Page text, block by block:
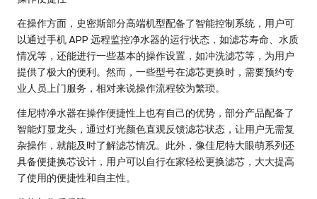
在操作方面，史密斯部分高端机型配备了智能控制系统，用户可
以通过手机 APP 远程监控净水器的运行状态，如滤芯寿命、水质
情况等，还能进行一些基本的操作设置，如冲洗滤芯等，为用户
提供了极大的便利。然而，一些型号在滤芯更换时，需要预约专
业人员上门服务，相对来说操作流程较为繁琐。
佳尼特净水器在操作便捷性上也有自己的优势，部分产品配备了
智能灯显龙头，通过灯光颜色直观反馈滤芯状态，让用户无需复
杂操作，就能及时了解滤芯情况。此外，像佳尼特大眼萌系列还
具备便捷换芯设计，用户可以自行在家轻松更换滤芯，大大提高
了使用的便捷性和自主性。